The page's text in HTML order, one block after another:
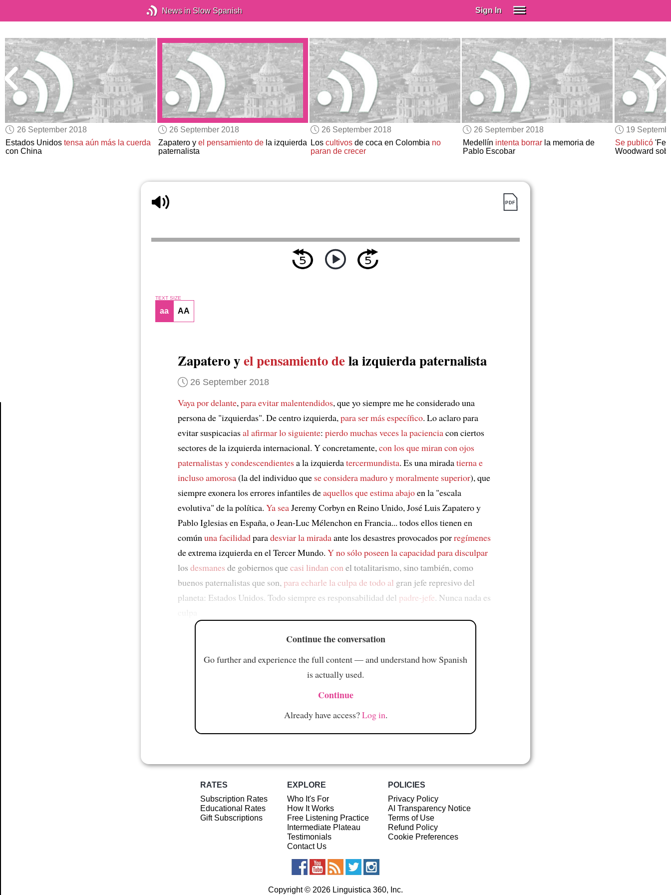
News in Slow Spanish Sign In
Spanish (Spain)
Spanish (Latino)
SUBSCRIBE
EDUCATIONAL LICENSES
GIFT CARDS
OTHER LANGUAGES
26 September 2018
Estados Unidostensa aún más la cuerda
con China
26 September 2018
Zapatero y el pensamiento dela izquierda
paternalista
26 September 2018
Los cultivosde coca en Colombia no
paran de crecer
26 September 2018
Medellín intenta borrarla memoria de
Pablo Escobar
19
Se publicó
Woodward
TEXT SIZE
aa AA
Zapatero yel pensamiento dela izquierda paternalista
26 September 2018
Vaya por delante, para evitar malentendidos, que yo siempre me he considerado una
persona de "izquierdas". De centro izquierda, para ser más específico. Lo aclaro para
evitar suspicaciasal afirmar lo siguiente: pierdo muchas veces la pacienciacon ciertos
sectores de la izquierda internacional. Y concretamente, con los que miran con ojos
paternalistas y condescendientesa la izquierdatercermundista. Es una miradatierna e
incluso amorosa(la del individuo que se considera maduro y moralmente superior), que
siempre exonera los errores infantiles deaquellos que estima abajoen la "escala
evolutiva" de la política. Ya seaJeremy Corbyn en Reino Unido, José Luis Zapatero y
Pablo Iglesias en España, o Jean-Luc Mélenchon en Francia... todos ellos tienen en
común una facilidadparadesviar la miradaante los desastres provocados porregímenes
de extrema izquierda en el Tercer Mundo. Y no sólo poseen la capacidad para disculpar
los desmanes de gobiernos quecasi lindan con el totalitarismo, sino también, como
buenos paternalistas que son, para echarle la culpa de todo al gran jefe represivo del
planeta: Estados Unidos. Todo siempre es responsabilidad del padre-jefe. Nunca nada es
Continue the conversation
Go further and experience the full content — and understand how Spanish
is actually used.
Continue
Already have access?Log in.
RATES
Subscription Rates
Educational Rates
Gift Subscriptions
EXPLORE
Who It's For
How It Works
Free Listening Practice
Intermediate Plateau
Testimonials
Contact Us
POLICIES
Privacy Policy
AI Transparency Notice
Terms of Use
Refund Policy
Cookie Preferences
Copyright © 2026 Linguistica 360, Inc.